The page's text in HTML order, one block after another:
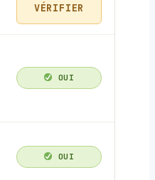
VÉRIFIER
OUI
OUI